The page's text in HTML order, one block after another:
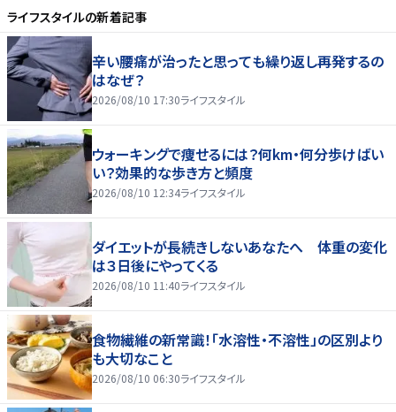
ライフスタイルの新着記事
辛い腰痛が治ったと思っても繰り返し再発するの
はなぜ？
2026/08/10 17:30ライフスタイル
ウォーキングで痩せるには？何km・何分歩けばい
い？効果的な歩き方と頻度
2026/08/10 12:34ライフスタイル
ダイエットが長続きしないあなたへ 体重の変化
は３日後にやってくる
2026/08/10 11:40ライフスタイル
食物繊維の新常識！「水溶性・不溶性」の区別より
も大切なこと
2026/08/10 06:30ライフスタイル